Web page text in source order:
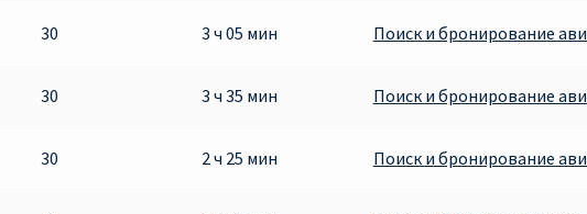
30 3 ч 05 мин Поиск и бронирование
30 3 ч 35 мин Поиск и бронирование
30 2 ч 25 мин Поиск и бронирование